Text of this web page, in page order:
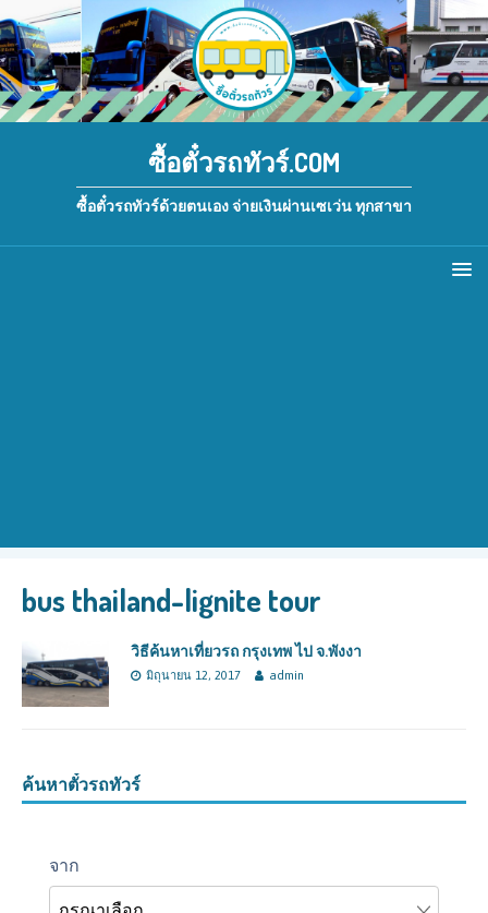
ซื้อตั๋วรถทัวร์.COM
ซื้อตั๋วรถทัวร์ด้วยตนเอง จ่ายเงินผ่านเซเว่น ทุกสาขา
bus thailand-lignite tour
วิธีค้นหาเที่ยวรถ กรุงเทพ ไป จ.พังงา
มิถุนายน 12, 2017 admin
ค้นหาตั๋วรถทัวร์